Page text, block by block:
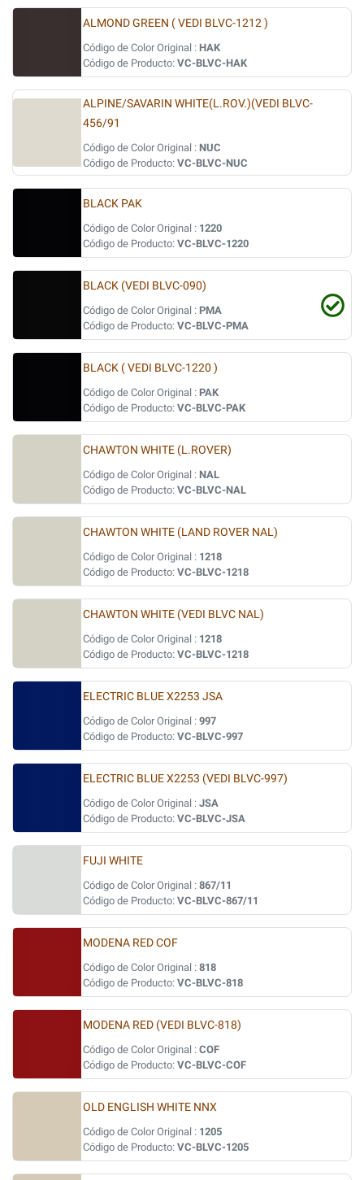
ALMOND GREEN ( VEDI BLVC-1212 )
Código de Color Original : HAK
Código de Producto: VC-BLVC-HAK
ALPINE/SAVARIN WHITE(L.ROV.)(VEDI BLVC-
456/91
Código de Color Original : NUC
Código de Producto: VC-BLVC-NUC
BLACK PAK
Código de Color Original : 1220
Código de Producto: VC-BLVC-1220
BLACK (VEDI BLVC-090)
Código de Color Original : PMA
Código de Producto: VC-BLVC-PMA
BLACK ( VEDI BLVC-1220 )
Código de Color Original : PAK
Código de Producto: VC-BLVC-PAK
CHAWTON WHITE (L.ROVER)
Código de Color Original : NAL
Código de Producto: VC-BLVC-NAL
CHAWTON WHITE (LAND ROVER NAL)
Código de Color Original : 1218
Código de Producto: VC-BLVC-1218
CHAWTON WHITE (VEDI BLVC NAL)
Código de Color Original : 1218
Código de Producto: VC-BLVC-1218
ELECTRIC BLUE X2253 JSA
Código de Color Original : 997
Código de Producto: VC-BLVC-997
ELECTRIC BLUE X2253 (VEDI BLVC-997)
Código de Color Original : JSA
Código de Producto: VC-BLVC-JSA
FUJI WHITE
Código de Color Original : 867/11
Código de Producto: VC-BLVC-867/11
MODENA RED COF
Código de Color Original : 818
Código de Producto: VC-BLVC-818
MODENA RED (VEDI BLVC-818)
Código de Color Original : COF
Código de Producto: VC-BLVC-COF
OLD ENGLISH WHITE NNX
Código de Color Original : 1205
Código de Producto: VC-BLVC-1205